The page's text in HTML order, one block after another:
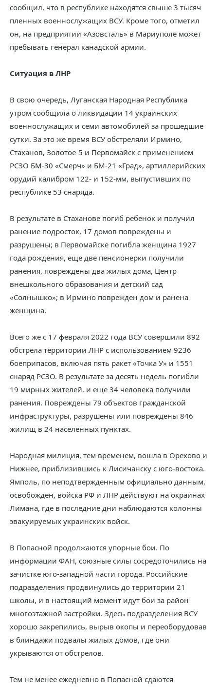
сообщил, что в республике находятся свыше 3 тысяч
пленных военнослужащих ВСУ. Кроме того, отметил
он, на предприятии «Азовсталь» в Мариуполе может
пребывать генерал канадской армии.
Ситуация в ЛНР
В свою очередь, Луганская Народная Республика
утром сообщила о ликвидации 14 украинских
военнослужащих и семи автомобилей за прошедшие
сутки. За это же время ВСУ обстреляли Ирмино,
Стаханов, Золотое-5 и Первомайск с применением
РСЗО БМ-30 «Смерч» и БМ-21 «Град», артиллерийских
орудий калибром 122- и 152-мм, выпустивших по
республике 53 снаряда.
В результате в Стаханове погиб ребенок и получил
ранение подросток, 17 домов повреждены и
разрушены; в Первомайске погибла женщина 1927
года рождения, еще две пенсионерки получили
ранения, повреждены два жилых дома, Центр
внешкольного образования и детский сад
«Солнышко»; в Ирмино поврежден дом и ранена
женщина.
Всего же с 17 февраля 2022 года ВСУ совершили 892
обстрела территории ЛНР с использованием 9236
боеприпасов, включая пять ракет «Точка У» и 1551
снаряд РСЗО. В результате за десять недель погибли
19 мирных жителей, и еще 34 человека получили
ранения. Повреждены 79 объектов гражданской
инфраструктуры, разрушены или повреждены 846
жилищ в 24 населенных пунктах.
Народная милиция, тем временем, вошла в Орехово и
Нижнее, приблизившись к Лисичанску с юго-востока.
Ямполь, по неподтвержденным официально данным,
освобожден, войска РФ и ЛНР действуют на окраинах
Лимана, где в последние дни наблюдаются колонны
эвакуируемых украинских войск.
В Попасной продолжаются упорные бои. По
информации ФАН, союзные силы сосредоточились на
зачистке юго-западной части города. Российские
подразделения продвинулись до территории 21
школы, и в настоящий момент идут бои за район
многоэтажной застройки. Здесь подразделения ВСУ
хорошо закрепились, вырыв окопы и переоборудовав
в блиндажи подвалы жилых домов, где они
укрываются от обстрелов.
Тем не менее ежедневно в Попасной сдаются